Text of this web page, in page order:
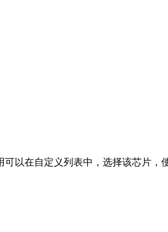
以在自定义列表中，选择该芯片，